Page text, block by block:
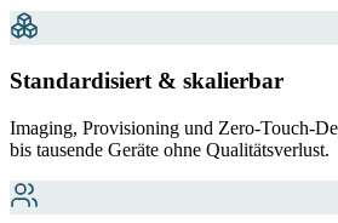
Standardisiert & skalierbar
Imaging, Provisioning und Zero-Touch-
bis tausende Geräte ohne Qualitätsverlust.